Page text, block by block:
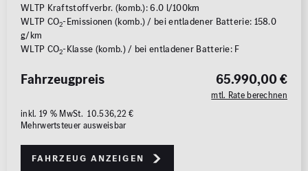
WLTP Kraftstoffverbr. (komb.): 6.0 l/100km
WLTP CO2-Emissionen (komb.) / bei entladener Batterie: 158.0
g/km
WLTP CO2-Klasse (komb.) / bei entladener Batterie: F
65.990,00 €
mtl. Rate berechnen
Fahrzeugpreis
inkl. 19 % MwSt. 10.536,22 €
Mehrwertsteuer ausweisbar
Fahrzeug anzeigen